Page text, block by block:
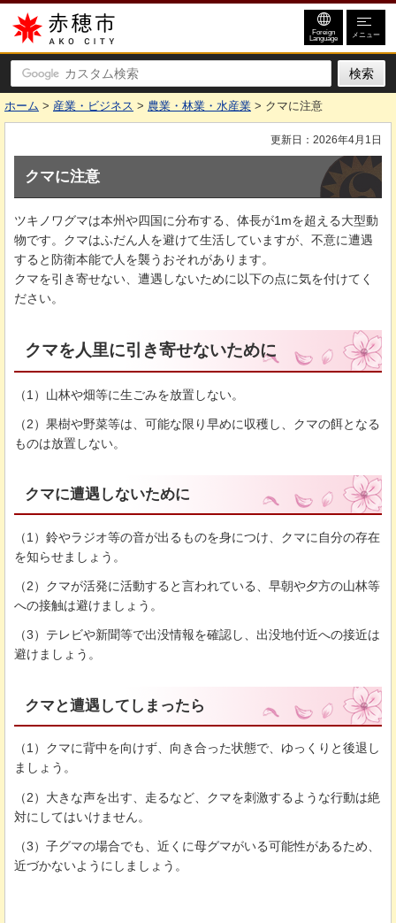
赤穂市
Foreign
Language メニュー
ホーム > 産業・ビジネス > 農業・林業・水産業 > クマに注意
更新日：2026年4月1日
クマに注意
ツキノワグマは本州や四国に分布する、体長が1mを超える大型動
物です。クマはふだん人を避けて生活していますが、不意に遭遇
すると防衛本能で人を襲うおそれがあります。
クマを引き寄せない、遭遇しないために以下の点に気を付けてく
ださい。
クマを人里に引き寄せないために
（1）山林や畑等に生ごみを放置しない。
（2）果樹や野菜等は、可能な限り早めに収穫し、クマの餌となる
ものは放置しない。
クマに遭遇しないために
（1）鈴やラジオ等の音が出るものを身につけ、クマに自分の存在
を知らせましょう。
（2）クマが活発に活動すると言われている、早朝や夕方の山林等
への接触は避けましょう。
（3）テレビや新聞等で出没情報を確認し、出没地付近への接近は
避けましょう。
クマと遭遇してしまったら
（1）クマに背中を向けず、向き合った状態で、ゆっくりと後退し
ましょう。
（2）大きな声を出す、走るなど、クマを刺激するような行動は絶
対にしてはいけません。
（3）子グマの場合でも、近くに母グマがいる可能性があるため、
近づかないようにしましょう。